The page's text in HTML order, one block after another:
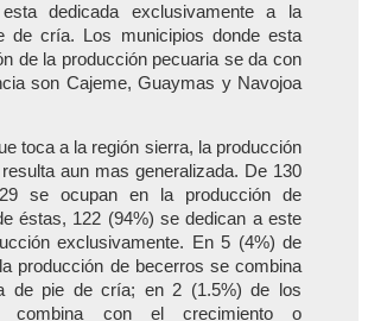
esta dedicada exclusivamente a la
de cría. Los municipios donde esta
de la producción pecuaria se da con
son Cajeme, Guaymas y Navojoa
toca a la región sierra, la producción
aun mas generalizada. De 130
se ocupan en la producción de
éstas, 122 (94%) se dedican a este
exclusivamente. En 5 (4%) de
producción de becerros se combina
de pie de cría; en 2 (1.5%) de los
combina con el crecimiento o